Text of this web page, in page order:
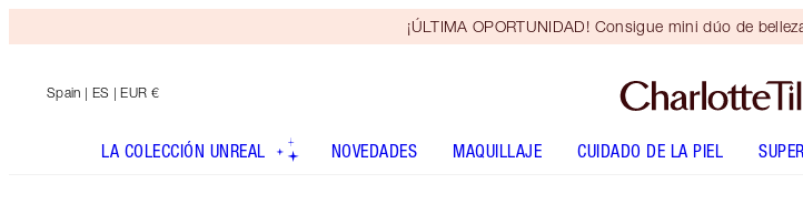
¡ÚLTIMA OPORTUNIDAD! Consigue mini dúo de
Spain | ES | EUR €
LA COLECCIÓN UNREAL NOVEDADES MAQUILLAJE CUIDADO DE LA PIEL